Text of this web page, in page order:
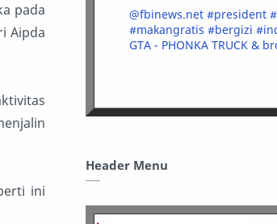
pada
Aipda
ini
@fbinews.net #president
#makangratis #bergizi
GTA - PHONKA TRUCK &
Header Menu